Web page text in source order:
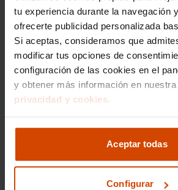
tu experiencia durante la navegación
ofrecerte publicidad personalizada
Si aceptas, consideramos que
modificar tus opciones de
configuración de las cookies en el
y obtener más información en nuestra
privacidad y cookies.
Aceptar todas
Configurar
que mejor se adapte a sus
preferencias personales.
En términos de fiabilidad, los
están diseñados para durar
, y
de segunda mano,
reconocidas por su durabilidad
todavía tienen mucha vida útil y,
mantenimiento adecuado, estos
pueden ser una inversión